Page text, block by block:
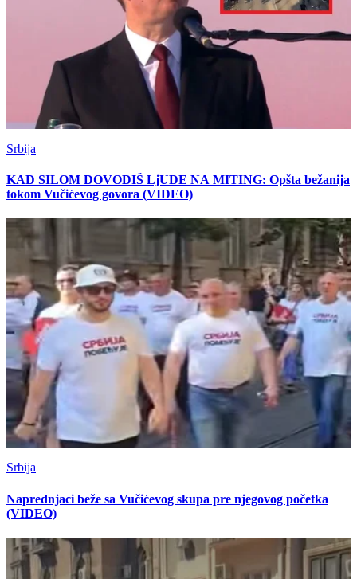
Srbija
KAD SILOM DOVODIŠ LjUDE NA MITING: Opšta bežanija
tokom Vučićevog govora (VIDEO)
Srbija
Naprednjaci beže sa Vučićevog skupa pre njegovog početka
(VIDEO)